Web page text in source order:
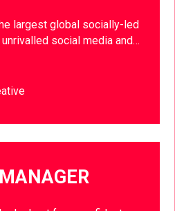
largest global socially-led
social media and…